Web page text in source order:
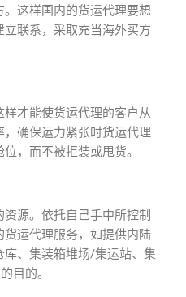
这样国内的货运代理要想
联系，采取充当海外买方
才能使货运代理的客户从
确保运力紧张时货运代理
，而不被拒装或甩货。
源。依托自己手中所控制
运代理服务，如提供内陆
、集装箱堆场/集运站、集
目的。